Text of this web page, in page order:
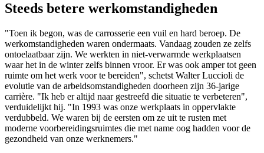
Steeds betere werkomstandigheden
"Toen ik begon, was de carrosserie een vuil en hard beroep. De
werkomstandigheden waren ondermaats. Vandaag zouden ze zelfs
ontoelaatbaar zijn. We werkten in niet-verwarmde werkplaatsen
waar het in de winter zelfs binnen vroor. Er was ook amper tot geen
ruimte om het werk voor te bereiden", schetst Walter Luccioli de
evolutie van de arbeidsomstandigheden doorheen zijn 36-jarige
carrière. "Ik heb er altijd naar gestreefd die situatie te verbeteren",
verduidelijkt hij. "In 1993 was onze werkplaats in oppervlakte
verdubbeld. We waren bij de eersten om ze uit te rusten met
moderne voorbereidingsruimtes die met name oog hadden voor de
gezondheid van onze werknemers."